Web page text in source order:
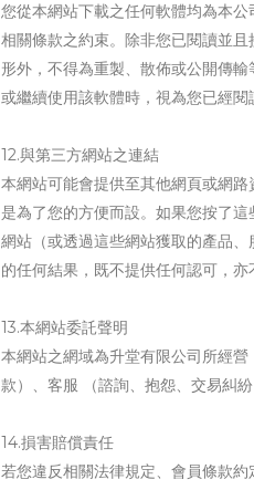
您從本網站下載之任何軟體均為本
相關條款之約束。除非您已閱讀並
形外，不得為重製、散佈或公開傳
或繼續使用該軟體時，視為您已經閱
12.與第三方網站之連結
本網站可能會提供至其他網頁或網
是為了您的方便而設。如果您按了
網站（或透過這些網站獲取的產品
的任何結果，既不提供任何認可，
13.本網站委託聲明
本網站之網域為升堂有限公司所經
款）、客服 （諮詢、抱怨、交易糾紛
14.損害賠償責任
若您違反相關法律規定、會員條款